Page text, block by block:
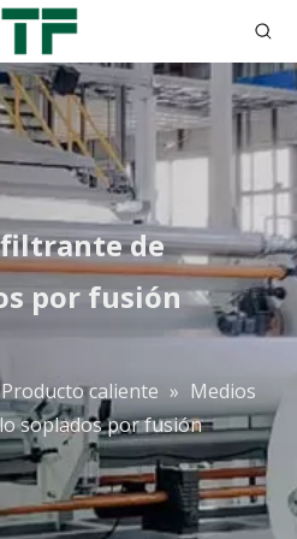
de
por fusión
Producto caliente » Medios
soplados por fusión
H10 H11 H12 H13 H14 Purificador de aire Hepa Filter Media Papel de fibra de vidrio Papel de filtro de la fibra de vidrio de HEPA filtro de Hepa del plisado del papel de filtro de 0,3 micrones Hepa 99,99%